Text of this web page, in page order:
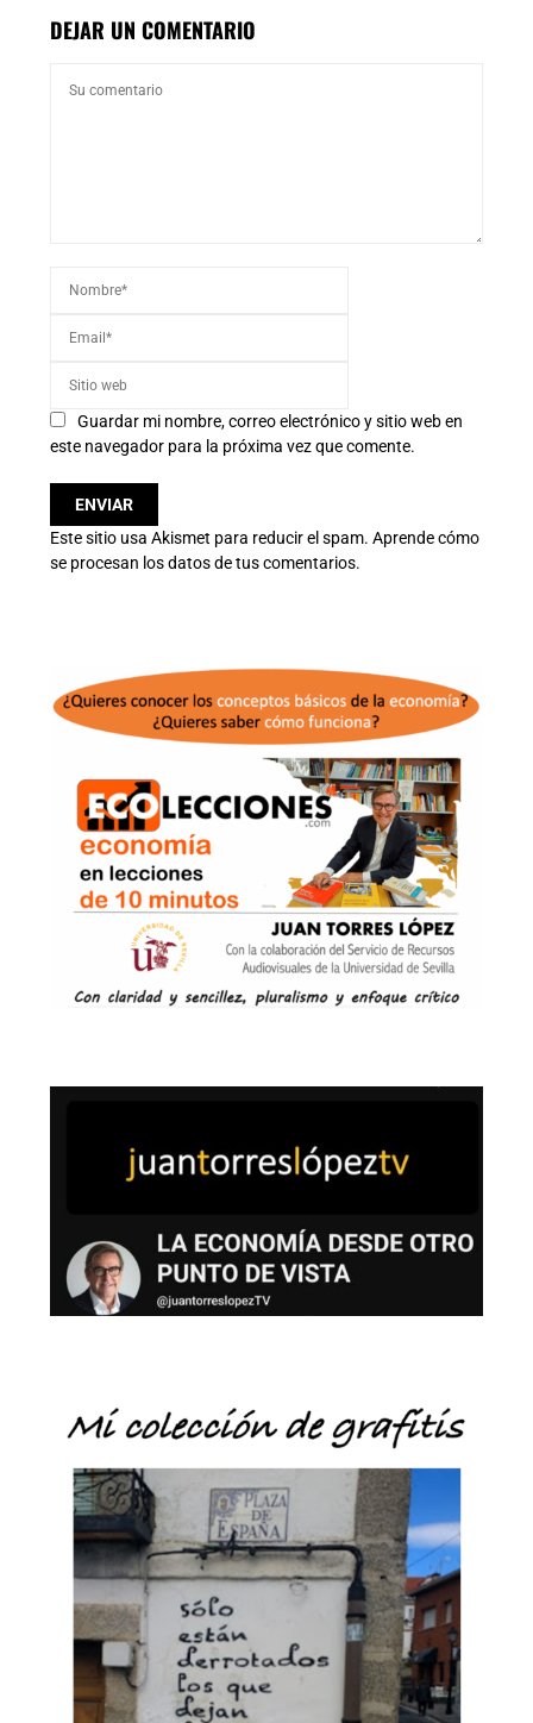
DEJAR UN COMENTARIO
Guardar mi nombre, correo electrónico y sitio web en
este navegador para la próxima vez que comente.
Este sitio usa Akismet para reducir el spam. Aprende cómo
se procesan los datos de tus comentarios.